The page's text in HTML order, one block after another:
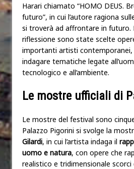
Harari chiamato “HOMO DEUS.
futuro”, in cui l’autore ragiona
si troverà ad affrontare in futuro.
riflessione sono state scelte
importanti artisti contemporanei,
indagare tematiche legate
tecnologico e all’ambiente.
Le mostre ufficiali di
Le mostre del festival sono
Palazzo Pigorini si svolge la
Gilardi, in cui l’artista indaga il
uomo e natura, con opere che
realistico e tridimensionale scorci